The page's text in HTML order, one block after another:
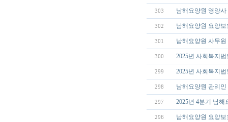
303 남해요양원 영양
302 남해요양원 요양
301 남해요양원 사무
300 2025년 사회복지
299 2025년 사회복지
298 남해요양원 관리
297 2025년 4분기 남
296 남해요양원 요양